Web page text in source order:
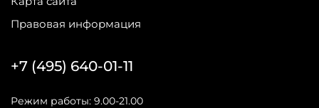
Правовая информация
+7 (495) 640-01-11
Режим работы: 9.00-21.00